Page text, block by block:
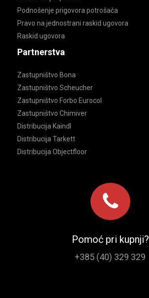
Podnošenje prigovora potrošača
Pravo na jednostrani raskid ugovora
Raskid ugovora
Partnerstva
Zastupništvo Bona
Zastupništvo Scheucher
Zastupništvo Forbo Eurocol
Zastupništvo Chimiver
Distribucija Kaindl
Distribucija Tarkett
Distribucija Objectfloor
Pomoć pri kupnji?
+385 (40) 329 329